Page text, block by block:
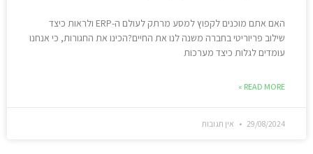
האם אתם מוכנים לקפוץ למסע מרתק לעולם ה-ERP ולראות כיצד
שילוב פריוריטי בחברה משנה לנו את החיים?הכינו את החגורות, כי אנחנו
עומדים לגלות כיצד מערכות
READ MORE »
29/08/2024 אין תגובות